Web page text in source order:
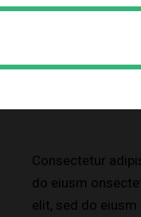
Consectetur
do eiusm
elit, sed do